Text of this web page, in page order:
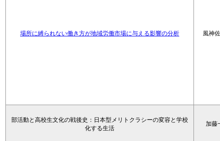
場所に縛られない働き方が地域労働市場に与える影響の分析 風神
部活動と高校生文化の戦後史：日本型メリトクラシーの変容と学校
化する生活
加藤